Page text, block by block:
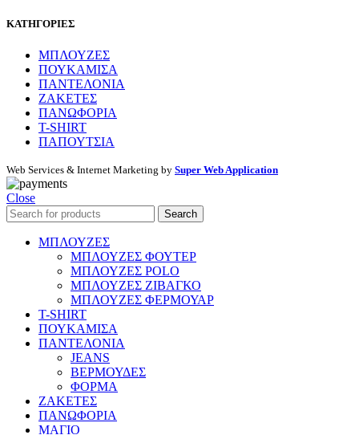
ΚΑΤΗΓΟΡΙΕΣ
ΜΠΛΟΥΖΕΣ
ΠΟΥΚΑΜΙΣΑ
ΠΑΝΤΕΛΟΝΙΑ
ΖΑΚΕΤΕΣ
ΠΑΝΩΦΟΡΙΑ
T-SHIRT
ΠΑΠΟΥΤΣΙΑ
Web Services & Internet Marketing by Super Web Application
Close
Search
ΜΠΛΟΥΖΕΣ
ΜΠΛΟΥΖΕΣ ΦΟΥΤΕΡ
ΜΠΛΟΥΖΕΣ POLO
ΜΠΛΟΥΖΕΣ ΖΙΒΑΓΚΟ
ΜΠΛΟΥΖΕΣ ΦΕΡΜΟΥΑΡ
T-SHIRT
ΠΟΥΚΑΜΙΣΑ
ΠΑΝΤΕΛΟΝΙΑ
JEANS
ΒΕΡΜΟΥΔΕΣ
ΦΟΡΜΑ
ΖΑΚΕΤΕΣ
ΠΑΝΩΦΟΡΙΑ
ΜΑΓΙΟ